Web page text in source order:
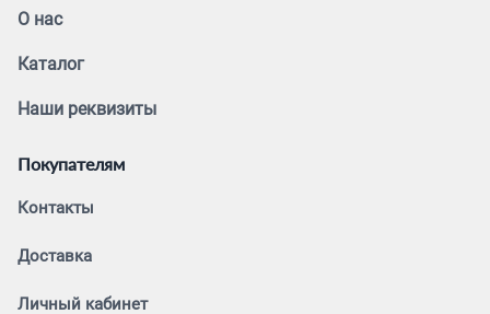
О нас
Каталог
Наши реквизиты
Покупателям
Контакты
Доставка
Личный кабинет